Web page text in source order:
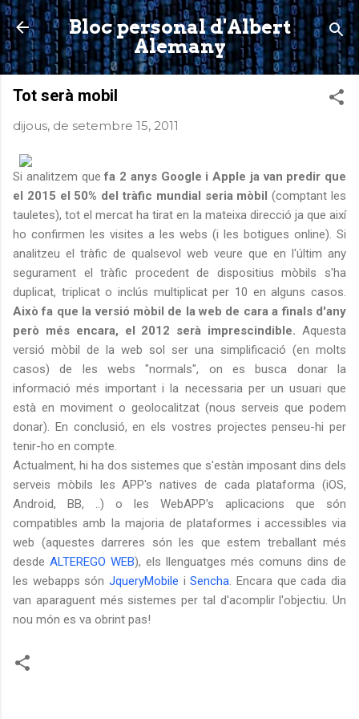
Salta al contingut principal
Bloc personal d'Albert
Alemany
Tot serà mobil
dijous, de setembre 15, 2011
Si analitzem quefa 2 anys Google i Apple ja van predir que
el 2015 el 50% del tràfic mundial seria mòbil (comptant les
tauletes), tot el mercat ha tirat en la mateixa direcció ja que així
ho confirmen les visites a les webs (i les botigues online). Si
analitzeu el tràfic de qualsevol web veure que en l'últim any
segurament el tràfic procedent de dispositius mòbils s'ha
duplicat, triplicat o inclús multiplicat per 10 en alguns casos.
Això fa que la versió mòbil de la web de cara a finals d'any
però més encara, el 2012 serà imprescindible. Aquesta
versió mòbil de la web sol ser una simplificació (en molts
casos) de les webs "normals", on es busca donar la
informació més important i la necessaria per un usuari que
està en moviment o geolocalitzat (nous serveis que podem
donar). En conclusió, en els vostres projectes penseu-hi per
tenir-ho en compte.
Actualment, hi ha dos sistemes que s'estàn imposant dins dels
serveis mòbils les APP's natives de cada plataforma (iOS,
Android, BB, ..) o les WebAPP's aplicacions que són
compatibles amb la majoria de plataformes i accessibles via
web (aquestes darreres són les que estem treballant més
desde ALTEREGO WEB), els llenguatges més comuns dins de
les webapps són JqueryMobile iSencha . Encara que cada dia
van aparaguent més sistemes per tal d'acomplir l'objectiu. Un
nou món es va obrint pas!